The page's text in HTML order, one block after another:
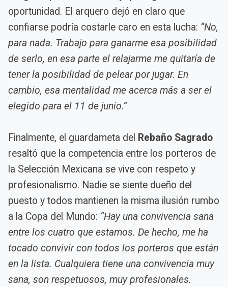
oportunidad. El arquero dejó en claro que
confiarse podría costarle caro en esta lucha: “No,
para nada. Trabajo para ganarme esa posibilidad
de serlo, en esa parte el relajarme me quitaría de
tener la posibilidad de pelear por jugar. En
cambio, esa mentalidad me acerca más a ser el
elegido para el 11 de junio.”
Finalmente, el guardameta del Rebaño Sagrado
resaltó que la competencia entre los porteros de
la Selección Mexicana se vive con respeto y
profesionalismo. Nadie se siente dueño del
puesto y todos mantienen la misma ilusión rumbo
a la Copa del Mundo: “Hay una convivencia sana
entre los cuatro que estamos. De hecho, me ha
tocado convivir con todos los porteros que están
en la lista. Cualquiera tiene una convivencia muy
sana, son respetuosos, muy profesionales.